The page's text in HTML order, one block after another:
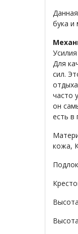
бука и
Для
сил.
часто
он
есть в
кожа,